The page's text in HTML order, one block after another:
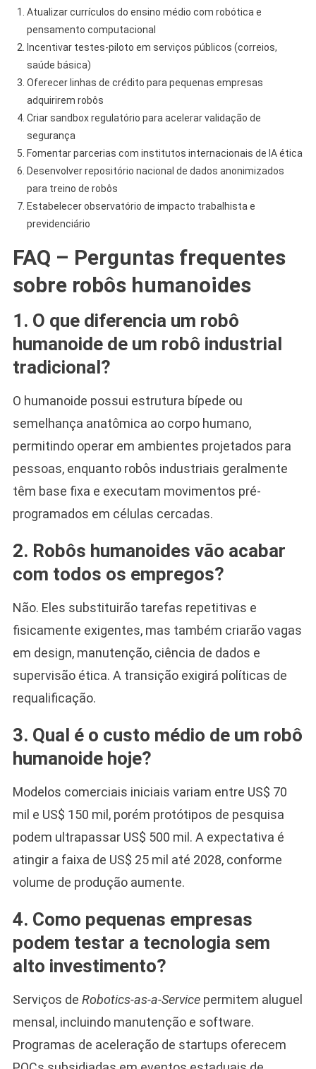
Atualizar currículos do ensino médio com robótica e
pensamento computacional
Incentivar testes-piloto em serviços públicos (correios,
saúde básica)
Oferecer linhas de crédito para pequenas empresas
adquirirem robôs
Criar sandbox regulatório para acelerar validação de
segurança
Fomentar parcerias com institutos internacionais de IA ética
Desenvolver repositório nacional de dados anonimizados
para treino de robôs
Estabelecer observatório de impacto trabalhista e
previdenciário
FAQ – Perguntas frequentes
sobre robôs humanoides
1. O que diferencia um robô
humanoide de um robô industrial
tradicional?
O humanoide possui estrutura bípede ou
semelhança anatômica ao corpo humano,
permitindo operar em ambientes projetados para
pessoas, enquanto robôs industriais geralmente
têm base fixa e executam movimentos pré-
programados em células cercadas.
2. Robôs humanoides vão acabar
com todos os empregos?
Não. Eles substituirão tarefas repetitivas e
fisicamente exigentes, mas também criarão vagas
em design, manutenção, ciência de dados e
supervisão ética. A transição exigirá políticas de
requalificação.
3. Qual é o custo médio de um robô
humanoide hoje?
Modelos comerciais iniciais variam entre US$ 70
mil e US$ 150 mil, porém protótipos de pesquisa
podem ultrapassar US$ 500 mil. A expectativa é
atingir a faixa de US$ 25 mil até 2028, conforme
volume de produção aumente.
4. Como pequenas empresas
podem testar a tecnologia sem
alto investimento?
Serviços de Robotics-as-a-Servicepermitem aluguel
mensal, incluindo manutenção e software.
Programas de aceleração de startups oferecem